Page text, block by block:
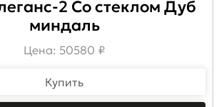
2 Со стеклом Дуб
миндаль
Цена: 50580 ₽
Купить